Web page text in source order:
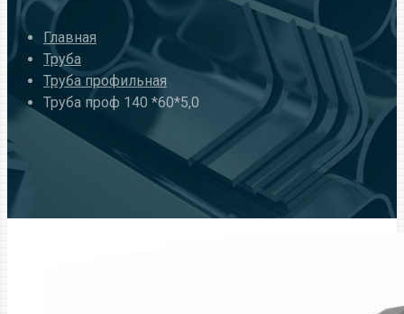
Главная
Труба
Труба профильная
Труба проф 140 *60*5,0